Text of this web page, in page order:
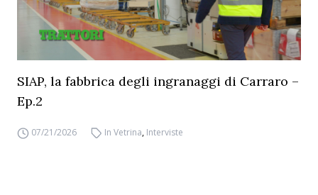
SIAP, la fabbrica degli ingranaggi di Carraro –
Ep.2
07/21/2026 In Vetrina, Interviste